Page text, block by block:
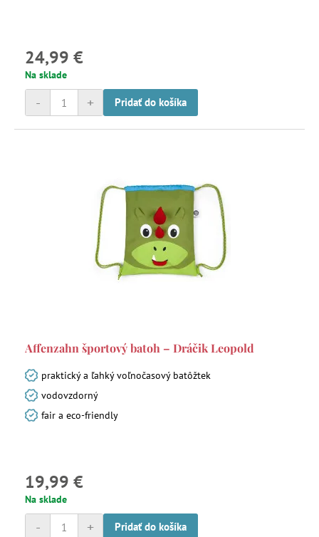
24,99 €
Na sklade
+
- Pridať do košíka
Affenzahn športový batoh – Dráčik Leopold
praktický a ľahký voľnočasový batôžtek
vodovzdorný
fair a eco-friendly
19,99 €
Na sklade
+
- Pridať do košíka